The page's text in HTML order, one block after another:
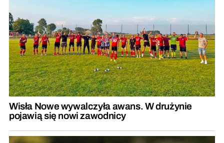
Wisła Nowe wywalczyła awans. W drużynie
pojawią się nowi zawodnicy